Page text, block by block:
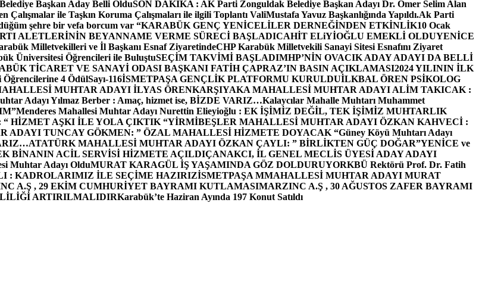
Başkan Aday Belli OlduSON DAKİKA : AK Parti Zonguldak Belediye Başkan Adayı Dr. Ömer Selim Alan
ile Taşkın Koruma Çalışmaları ile ilgili Toplantı ValiMustafa Yavuz Başkanlığında Yapıldı.Ak Parti
şehre bir vefa borcum var “KARABÜK GENÇ YENİCELİLER DERNEĞİNDEN ETKİNLİK10 Ocak
ALETLERİNİN BEYANNAME VERME SÜRECİ BAŞLADICAHİT ELiYİOĞLU EMEKLİ OLDUYENİCE
Milletvekilleri ve İl Başkanı Esnaf ZiyaretindeCHP Karabük Milletvekili Sanayi Sitesi Esnafını Ziyaret
Üniversitesi Öğrencileri ile BuluştuSEÇİM TAKVİMİ BAŞLADIMHP’NİN OVACIK ADAY ADAYI DA BELLİ
TİCARET VE SANAYİ ODASI BAŞKANI FATİH ÇAPRAZ’IN BASIN AÇIKLAMASI2024 YILININ İLK
4 ÖdülSayı-116İSMETPAŞA GENÇLİK PLATFORMU KURULDUİLKBAL ÖREN PSİKOLOG
MUHTAR ADAYI İLYAS ÖRENKARŞIYAKA MAHALLESİ MUHTAR ADAYI ALİM TAKICAK :
Adayı Yılmaz Berber : Amaç, hizmet ise, BİZDE VARIZ…Kalaycılar Mahalle Muhtarı Muhammet
Menderes Mahallesi Muhtar Adayı Nurettin Elieyioğlu : EK İŞİMİZ DEĞİL, TEK İŞİMİZ MUHTARLIK
HİZMET AŞKI İLE YOLA ÇIKTIK “YİRMİBEŞLER MAHALLESİ MUHTAR ADAYI ÖZKAN KAHVECİ :
ADAYI TUNCAY GÖKMEN: ” ÖZAL MAHALLESİ HİZMETE DOYACAK “Güney Köyü Muhtarı Adayı
ATATÜRK MAHALLESİ MUHTAR ADAYI ÖZKAN ÇAYLI: ” BİRLİKTEN GÜÇ DOĞAR”YENİCE ve
BİNANIN ACİL SERVİSİ HİZMETE AÇILDIÇANAKCI, İL GENEL MECLİS ÜYESİ ADAY ADAYI
Muhtar Adayı OlduMURAT KARAGÜL İŞ YAŞAMINDA GÖZ DOLDURUYORKBÜ Rektörü Prof. Dr. Fatih
: KADROLARIMIZ İLE SEÇİME HAZIRIZİSMETPAŞA MMAHALLESİ MUHTAR ADAYI MURAT
A.Ş , 29 EKİM CUMHURİYET BAYRAMI KUTLAMASIMARZINC A.Ş , 30 AĞUSTOS ZAFER BAYRAMI
ARTIRILMALIDIRKarabük’te Haziran Ayında 197 Konut Satıldı